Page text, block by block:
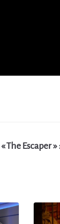
« The Escaper